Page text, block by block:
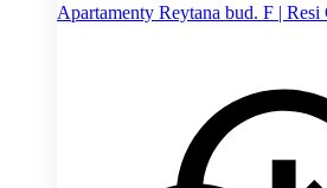
Apartamenty Reytana bud. F |